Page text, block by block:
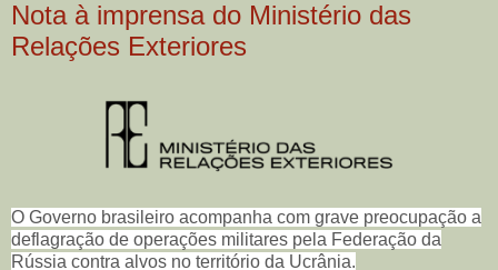
Nota à imprensa do Ministério das
Relações Exteriores
O Governo brasileiro acompanha com grave preocupação a
deflagração de operações militares pela Federação da
Rússia contra alvos no território da Ucrânia.